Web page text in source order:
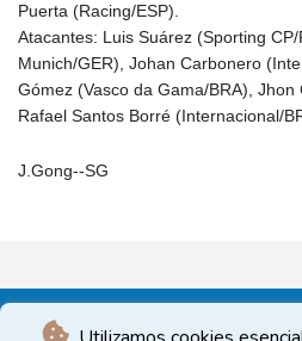
Puerta (Racing/ESP).
Atacantes: Luis Suárez (Sporting
Munich/GER), Johan Carbonero
Gómez (Vasco da Gama/BRA),
Rafael Santos Borré (Internacional/
J.Gong--SG